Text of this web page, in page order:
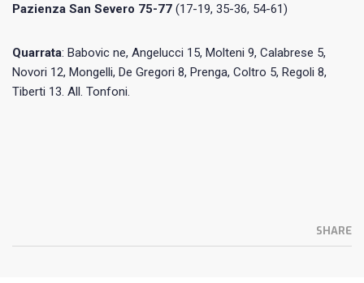
Pazienza San Severo 75-77 (17-19, 35-36, 54-61)
Quarrata: Babovic ne, Angelucci 15, Molteni 9, Calabrese 5,
Novori 12, Mongelli, De Gregori 8, Prenga, Coltro 5, Regoli 8,
Tiberti 13. All. Tonfoni.
SHARE